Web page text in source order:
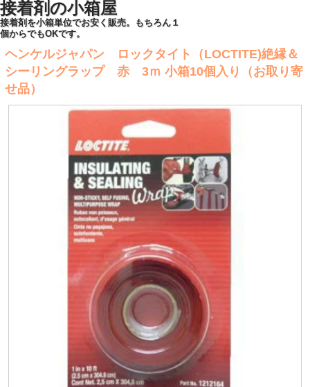
接着剤の小箱屋
接着剤を小箱単位でお安く販売。もちろん１
個からでもOKです。
ヘンケルジャパン ロックタイト（LOCTITE)絶縁＆
シーリングラップ 赤 3ｍ 小箱10個入り（お取り寄
せ品）